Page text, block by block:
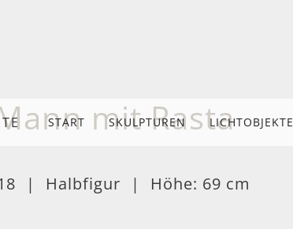
START SKULPTUREN LICHTOBJEKTE
mit Rasta
| Halbfigur | Höhe: 69 cm